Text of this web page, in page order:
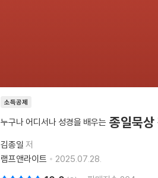
소득공제
누구나 어디서나 성경을 배우는 종일묵상
김종일 저
램프앤라이트
2025.07.28.